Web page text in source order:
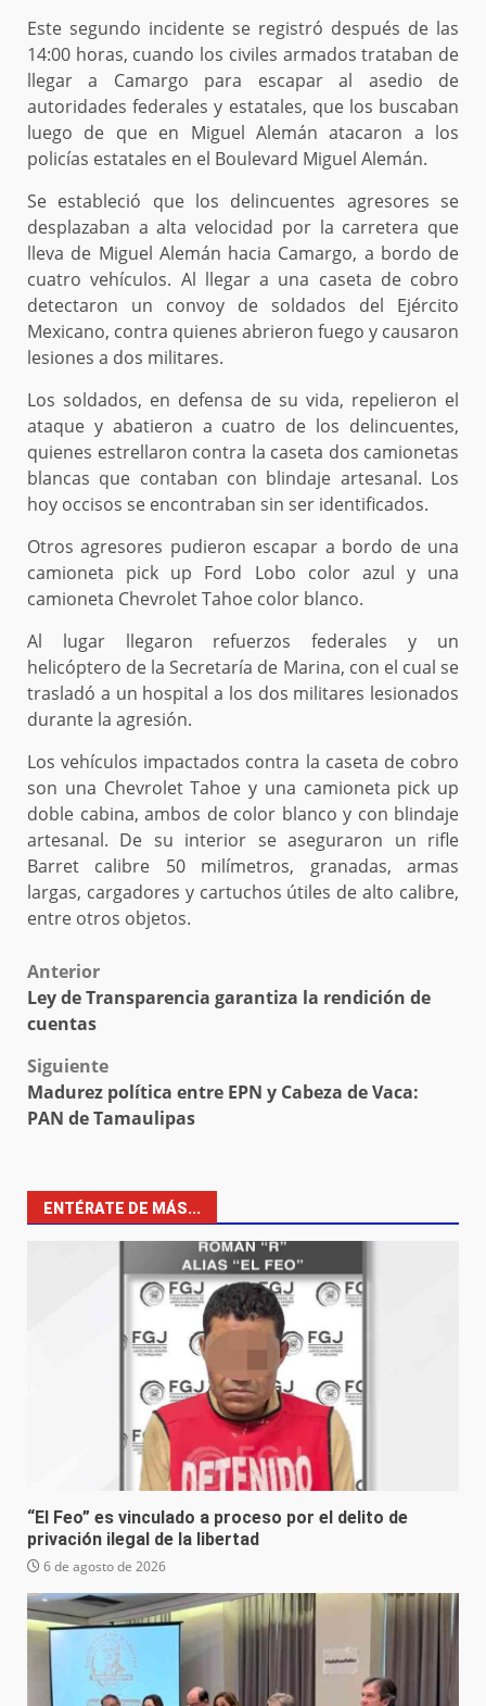
Este segundo incidente se registró después de las
14:00 horas, cuando los civiles armados trataban de
llegar a Camargo para escapar al asedio de
autoridades federales y estatales, que los buscaban
luego de que en Miguel Alemán atacaron a los
policías estatales en el Boulevard Miguel Alemán.
Se estableció que los delincuentes agresores se
desplazaban a alta velocidad por la carretera que
lleva de Miguel Alemán hacia Camargo, a bordo de
cuatro vehículos. Al llegar a una caseta de cobro
detectaron un convoy de soldados del Ejército
Mexicano, contra quienes abrieron fuego y causaron
lesiones a dos militares.
Los soldados, en defensa de su vida, repelieron el
ataque y abatieron a cuatro de los delincuentes,
quienes estrellaron contra la caseta dos camionetas
blancas que contaban con blindaje artesanal. Los
hoy occisos se encontraban sin ser identificados.
Otros agresores pudieron escapar a bordo de una
camioneta pick up Ford Lobo color azul y una
camioneta Chevrolet Tahoe color blanco.
Al lugar llegaron refuerzos federales y un
helicóptero de la Secretaría de Marina, con el cual se
trasladó a un hospital a los dos militares lesionados
durante la agresión.
Los vehículos impactados contra la caseta de cobro
son una Chevrolet Tahoe y una camioneta pick up
doble cabina, ambos de color blanco y con blindaje
artesanal. De su interior se aseguraron un rifle
Barret calibre 50 milímetros, granadas, armas
largas, cargadores y cartuchos útiles de alto calibre,
entre otros objetos.
Post
navigation
Anterior
Ley de Transparencia garantiza la rendición de
cuentas
Siguiente
Madurez política entre EPN y Cabeza de Vaca:
PAN de Tamaulipas
ENTÉRATE DE MÁS...
“El Feo” es vinculado a proceso por el delito de
privación ilegal de la libertad
6 de agosto de 2026